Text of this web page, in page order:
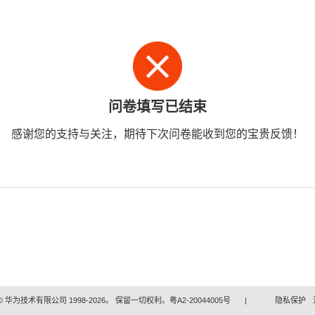
问卷填写已结束
感谢您的支持与关注，期待下次问卷能收到您的宝贵反馈！
华为技术有限公司 1998-2026。 保留一切权利。粤A2-20044005号 | 隐私保护